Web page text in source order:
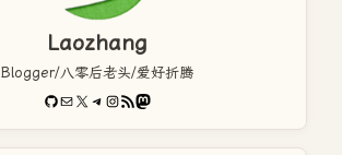
Laozhang
Blogger/八零后老头/爱好折腾
GitHub
电子邮件X Telegram
Instagram
RSS FeedMastodon